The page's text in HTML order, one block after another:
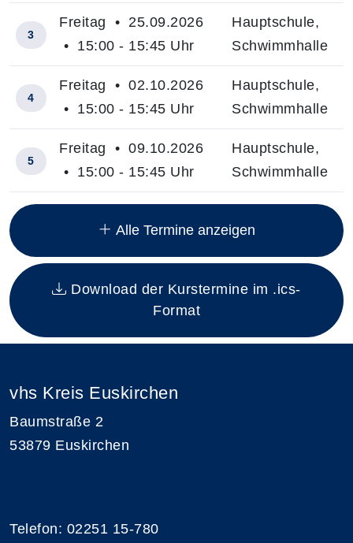
Insgesamt gibt es 11 Termine zum diesen Kurs
3
Freitag • 25.09.2026
• 15:00 - 15:45 Uhr
Hauptschule,
Schwimmhalle
4
Freitag • 02.10.2026
• 15:00 - 15:45 Uhr
Hauptschule,
Schwimmhalle
5
Freitag • 09.10.2026
• 15:00 - 15:45 Uhr
Hauptschule,
Schwimmhalle
Alle Termine anzeigen
Download der Kurstermine im .ics-
Format
vhs Kreis Euskirchen
Baumstraße 2
53879 Euskirchen
Telefon: 02251 15-780